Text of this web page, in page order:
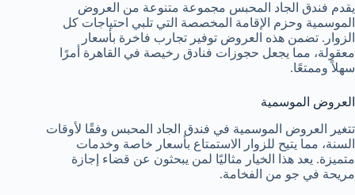
يقدم فندق الجاد المحبس مجموعة متنوعة من العروض
الموسمية وحزم الإقامة المخصصة التي تلبي احتياجات كل
الزوار. تضمن هذه العروض توفير تجارب فاخرة بأسعار
معقولة، مما يجعل حجوزات فنادق رخيصة في القاهرة أمرًا
سهلاً وممتعًا.
العروض الموسمية
تتغير العروض الموسمية في فندق الجاد المحبس وفقًا لأوقات
السنة، مما يتيح للزوار الاستمتاع بأسعار خاصة وخدمات
متميزة. يعد هذا الخيار مثاليًا لمن يبحثون عن قضاء إجازة
مريحة في جو من الفخامة.